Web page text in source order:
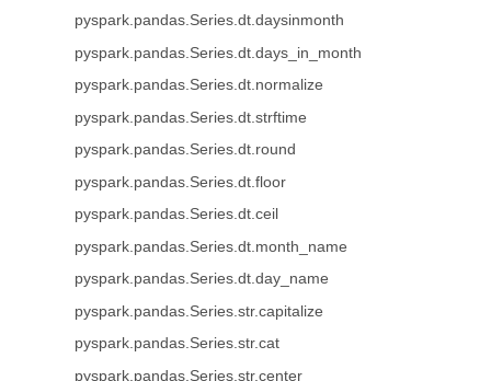
pyspark.pandas.Series.dt.daysinmonth
pyspark.pandas.Series.dt.days_in_month
pyspark.pandas.Series.dt.normalize
pyspark.pandas.Series.dt.strftime
pyspark.pandas.Series.dt.round
pyspark.pandas.Series.dt.floor
pyspark.pandas.Series.dt.ceil
pyspark.pandas.Series.dt.month_name
pyspark.pandas.Series.dt.day_name
pyspark.pandas.Series.str.capitalize
pyspark.pandas.Series.str.cat
pyspark.pandas.Series.str.center